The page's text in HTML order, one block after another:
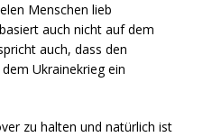
Menschen lieb
auch nicht auf dem
auch, dass den
Ukrainekrieg ein
zu halten und natürlich ist